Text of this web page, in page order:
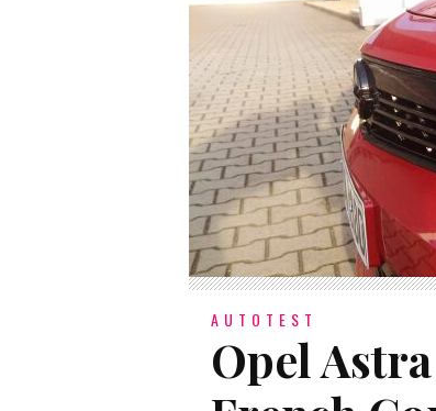
AUTOTEST
Opel